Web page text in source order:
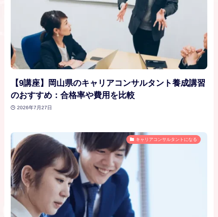
【9講座】岡山県のキャリアコンサルタント養成講習
のおすすめ：合格率や費用を比較
2026年7月27日
キャリアコンサルタントになる